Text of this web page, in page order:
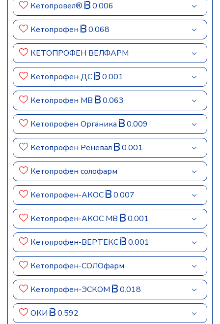
Кетопровел® 0.006
Кетопрофен 0.068
КЕТОПРОФЕН ВЕЛФАРМ
Кетопрофен ДС 0.001
Кетопрофен МВ 0.063
Кетопрофен Органика 0.009
Кетопрофен Реневал 0.001
Кетопрофен солофарм
Кетопрофен-АКОС 0.007
Кетопрофен-АКОС МВ 0.001
Кетопрофен-ВЕРТЕКС 0.001
Кетопрофен-СОЛОфарм
Кетопрофен-ЭСКОМ 0.018
ОКИ 0.592